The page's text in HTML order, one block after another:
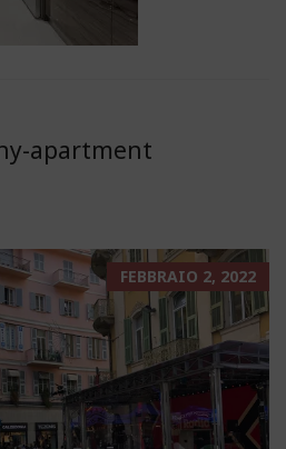
apartment
FEBBRAIO 2, 2022